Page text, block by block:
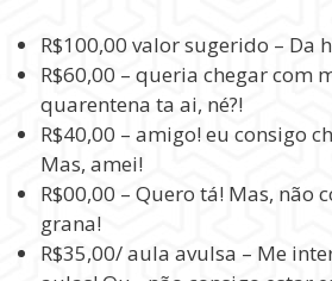
R$100,00 valor sugerido – Da
R$60,00 – queria chegar com
quarentena ta ai, né?!
R$40,00 – amigo! eu consigo
Mas, amei!
R$00,00 – Quero tá! Mas, não
grana!
R$35,00/ aula avulsa – Me